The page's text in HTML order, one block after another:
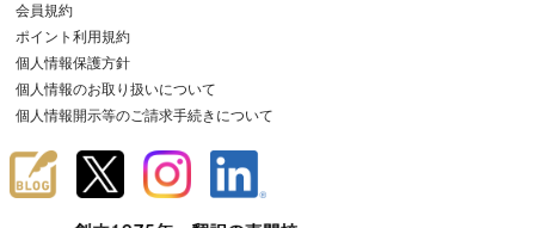
会員規約
ポイント利用規約
個人情報保護方針
個人情報のお取り扱いについて
個人情報開示等のご請求手続きについて